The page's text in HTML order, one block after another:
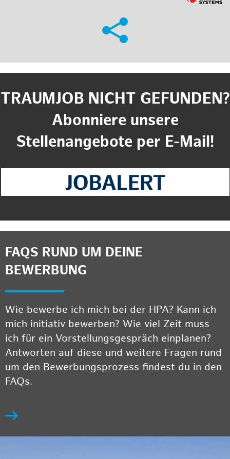
TRAUMJOB NICHT GEFUNDEN?
Abonniere unsere
Stellenangebote per E-Mail!
FAQS RUND UM DEINE
BEWERBUNG
Wie bewerbe ich mich bei der HPA? Kann ich
mich initiativ bewerben? Wie viel Zeit muss
ich für ein Vorstellungsgespräch einplanen?
Antworten auf diese und weitere Fragen rund
um den Bewerbungsprozess findest du in den
FAQs.